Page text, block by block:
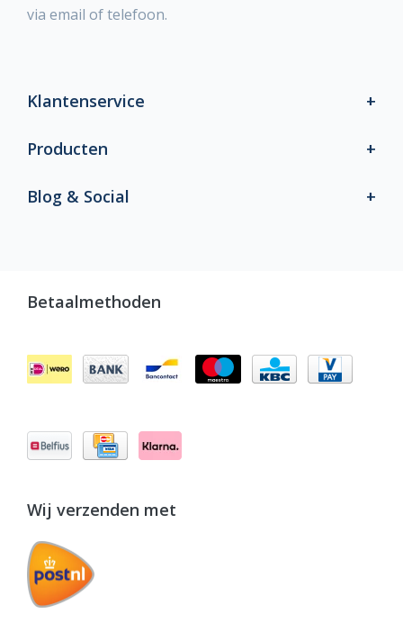
via email of telefoon.
Klantenservice
Producten
Blog & Social
Betaalmethoden
Wij verzenden met